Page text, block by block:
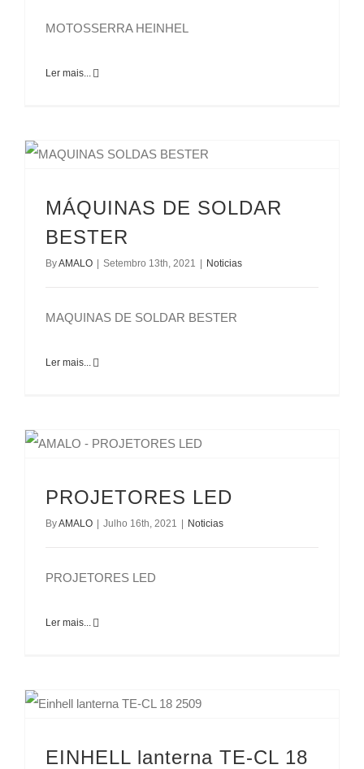
MOTOSSERRA HEINHEL
Ler mais...
MÁQUINAS DE SOLDAR
BESTER
ByAMALO Setembro 13th, 2021 Noticias
MAQUINAS DE SOLDAR BESTER
Ler mais...
PROJETORES LED
ByAMALO Julho 16th, 2021 Noticias
PROJETORES LED
Ler mais...
EINHELL lanterna TE-CL 18